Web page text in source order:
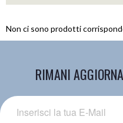
Non ci sono prodotti
RIMANI